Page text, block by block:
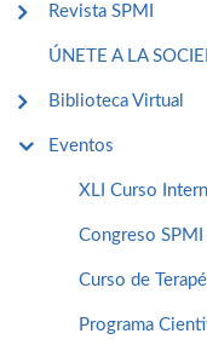
Revista SPMI
ÚNETE A LA
Biblioteca Virtual
Eventos
XLI Curso
Congreso
Curso de
Programa